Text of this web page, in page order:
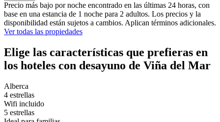
Precio más bajo por noche encontrado en las últimas 24 horas, con
base en una estancia de 1 noche para 2 adultos. Los precios y la
disponibilidad están sujetos a cambios. Aplican términos adicionales.
Ver todas las propiedades
Elige las características que prefieras en
los hoteles con desayuno de Viña del Mar
Alberca
4 estrellas
Wifi incluido
5 estrellas